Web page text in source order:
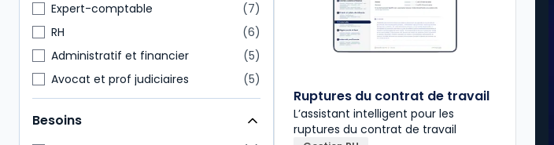
Expert-comptable
7
RH
6
Administratif et financier
5
Avocat et prof judiciaires
5
Commissaire aux comptes
5
Juridique
5
Besoins
Ruptures du contrat de travail
L’assistant intelligent pour les
ruptures du contrat de travail